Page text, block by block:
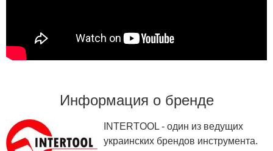
Информация о бренде
INTERTOOL - один из ведущих
украинских брендов инструмента.